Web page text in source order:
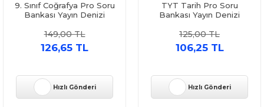
9. Sınıf Coğrafya Pro Soru
Bankası Yayın Denizi
149,00 TL
126,65 TL
Hızlı Gönderi
TYT Tarih Pro Soru
Bankası Yayın Denizi
125,00 TL
106,25 TL
Hızlı Gönderi